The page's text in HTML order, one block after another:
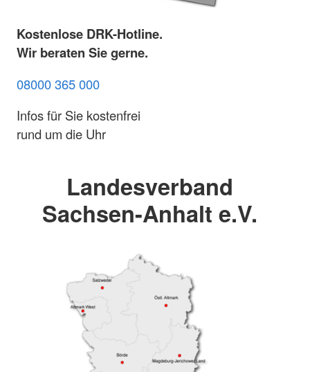
Kostenlose DRK-Hotline.
Wir beraten Sie gerne.
08000 365 000
Infos für Sie kostenfrei
rund um die Uhr
Landesverband
Sachsen-Anhalt e.V.